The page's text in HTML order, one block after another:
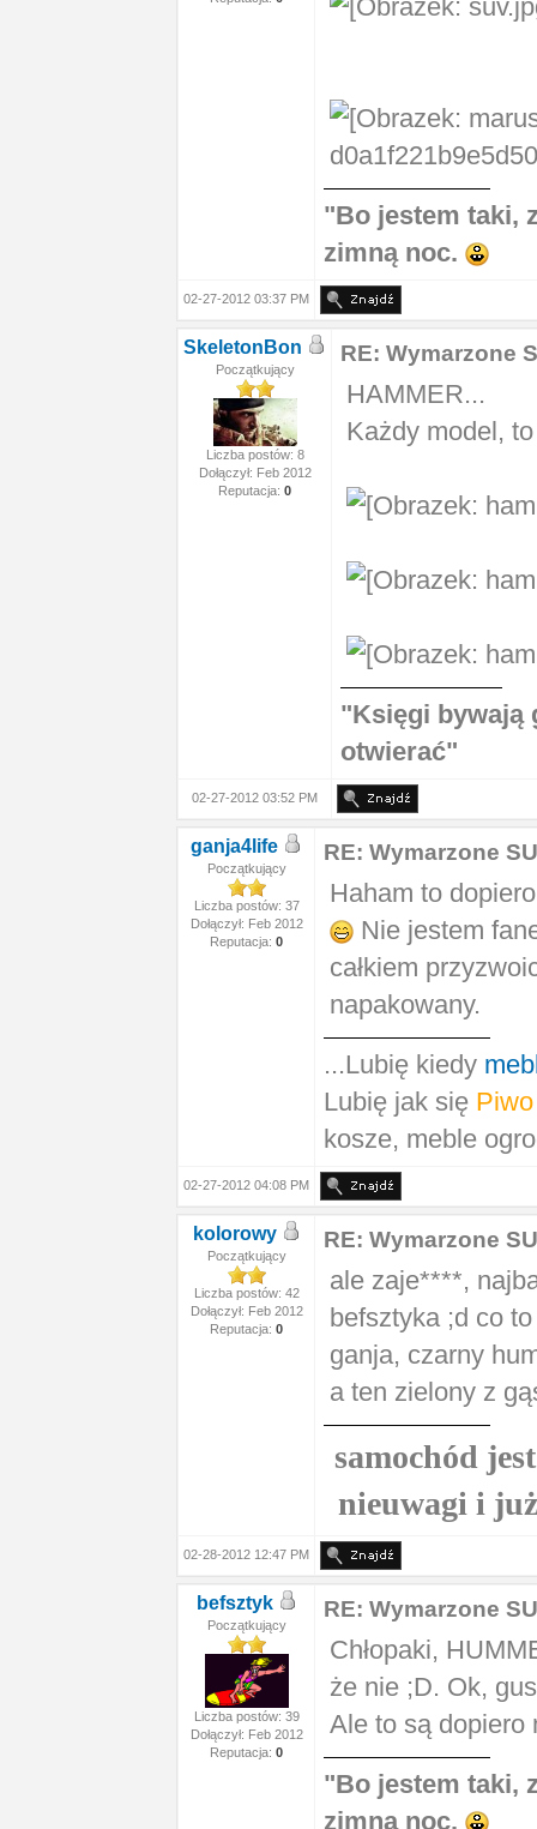
"Bo jestem taki,
zimną noc.
02-27-2012 03:37 PM
SkeletonBon
Początkujący
Liczba postów: 8
Dołączył: Feb 2012
Reputacja: 0
RE: Wymarzone
HAMMER...
Każdy model,
"Księgi bywają
otwierać"
02-27-2012 03:52 PM
ganja4life
Początkujący
Liczba postów: 37
Dołączył: Feb 2012
Reputacja: 0
RE: Wymarzone
Haham to
Nie jestem
całkiem
napakowany.
...Lubię kiedy
Lubię jak się Piwo
kosze, meble
02-27-2012 04:08 PM
kolorowy
Początkujący
Liczba postów: 42
Dołączył: Feb 2012
Reputacja: 0
RE: Wymarzone
ale zaje****,
befsztyka ;d co
ganja, czarny
a ten zielony z
samochód
nieuwagi i
02-28-2012 12:47 PM
befsztyk
Początkujący
Liczba postów: 39
Dołączył: Feb 2012
Reputacja: 0
RE: Wymarzone
Chłopaki,
że nie ;D. Ok,
Ale to są
"Bo jestem taki,
zimną noc.